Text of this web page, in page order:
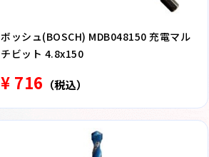
ボッシュ(BOSCH) MDB048150 充電マル
チビット 4.8x150
¥ 716 （税込）